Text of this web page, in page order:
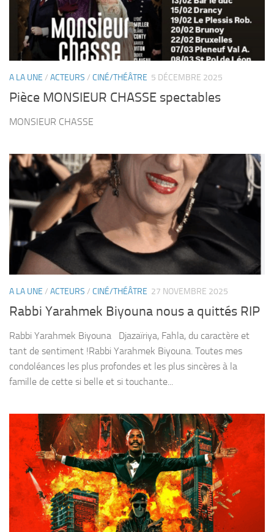
A LA UNE / ACTEURS / CINÉ/THÉÂTRE 5 DÉCEMBRE 2025
Pièce MONSIEUR CHASSE spectables
MONSIEUR CHASSE
A LA UNE / ACTEURS / CINÉ/THÉÂTRE 27 NOVEMBRE 2025
Rabbi Yarahmek Biyouna nous a quittés RIP
Rabbi Yarahmek Biyouna Djazaïriya, Fahla, du caractère et
tant de sentiment !Rabbi Yarahmek Biyouna. Toutes mes
condoléances les plus profondes et les plus sincères à la
famille de cette si belle et si touchante...